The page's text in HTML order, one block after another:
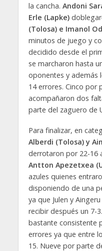
la cancha. Andoni
Erle (Lapke)
(Tolosa) e Imanol
minutos de juego y
decidido desde el
se marcharon hasta
oponentes y además
14 errores. Cinco por
acompañaron dos
parte del zaguero de
Para finalizar, en
Alberdi (Tolosa) y
derrotaron por 22-16
Antton Apezetxea
azules quienes
disponiendo de una
ya que Julen y
recibir después un 7-
bastante consistente
errores ya que entre
15. Nueve por parte